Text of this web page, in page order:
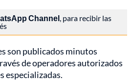
Channel, para recibir las
son publicados minutos
de operadores autorizados
especializadas.